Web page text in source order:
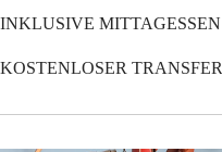
INKLUSIVE MITTAGESSEN
KOSTENLOSER TRANSFER